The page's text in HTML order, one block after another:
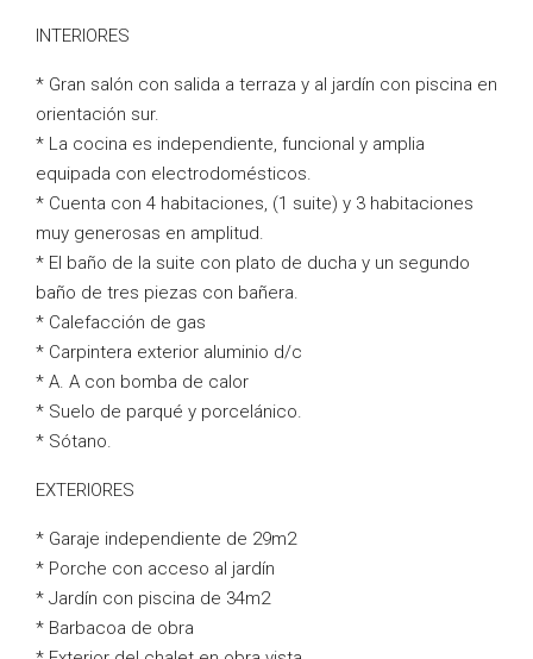
INTERIORES
* Gran salón con salida a terraza y al jardín con piscina en
orientación sur.
* La cocina es independiente, funcional y amplia
equipada con electrodomésticos.
* Cuenta con 4 habitaciones, (1 suite) y 3 habitaciones
muy generosas en amplitud.
* El baño de la suite con plato de ducha y un segundo
baño de tres piezas con bañera.
* Calefacción de gas
* Carpintera exterior aluminio d/c
* A. A con bomba de calor
* Suelo de parqué y porcelánico.
* Sótano.
EXTERIORES
* Garaje independiente de 29m2
* Porche con acceso al jardín
* Jardín con piscina de 34m2
* Barbacoa de obra